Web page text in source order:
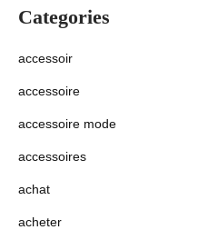
Categories
accessoir
accessoire
accessoire mode
accessoires
achat
acheter